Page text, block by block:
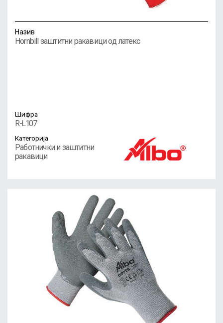
Назив
Hornbill заштитни ракавици од латекс
Шифра
R-L107
Категорија
Работнички и заштитни
ракавици